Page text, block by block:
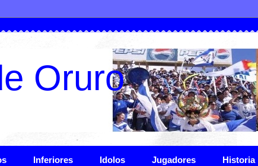
Oruro
Inferiores Idolos Jugadores Historia